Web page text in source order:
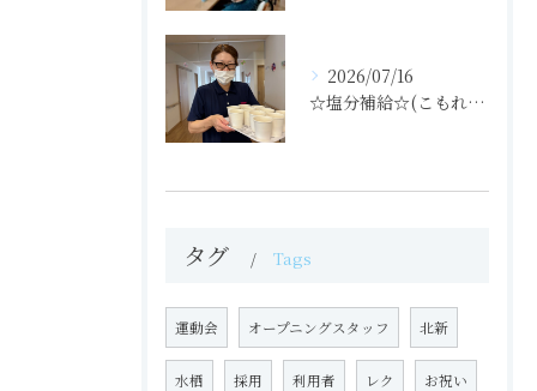
2026/07/16
☆塩分補給☆(こもれびの里)
タグ Tags
運動会 オープニングスタッフ 北新
水栖 採用 利用者 レク お祝い